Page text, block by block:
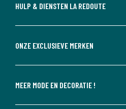
HULP & DIENSTEN LA REDOUTE
ONZE EXCLUSIEVE MERKEN
MEER MODE EN DECORATIE !